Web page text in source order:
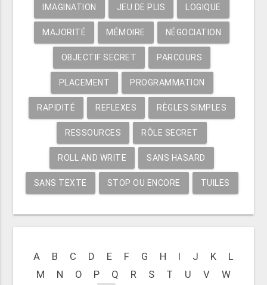
IMAGINATION JEU DE PLIS LOGIQUE
MAJORITÉ MÉMOIRE NÉGOCIATION
OBJECTIF SECRET PARCOURS
PLACEMENT PROGRAMMATION
RAPIDITÉ REFLEXES RÈGLES SIMPLES
RESSOURCES RÔLE SECRET
ROLL AND WRITE SANS HASARD
SANS TEXTE STOP OU ENCORE TUILES
A B C D E F G H I J K
L
M
N O P Q R S T U V
W